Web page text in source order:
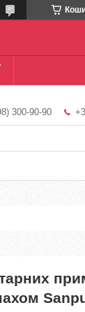
300-90-90